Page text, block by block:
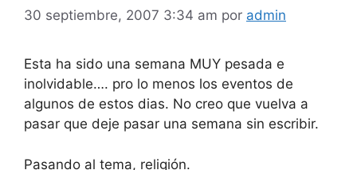
30 septiembre, 2007 3:34 am por admin
Esta ha sido una semana MUY pesada e
inolvidable…. pro lo menos los eventos de
algunos de estos dias. No creo que vuelva a
pasar que deje pasar una semana sin escribir.
Pasando al tema, religión.